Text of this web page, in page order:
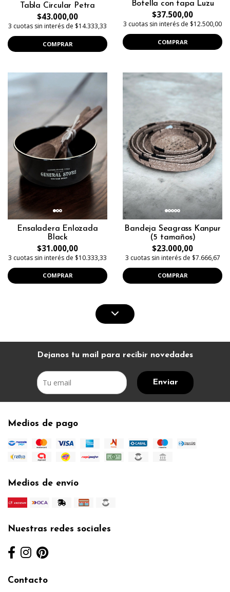
Tabla Circular Petra
$43.000,00
3 cuotas sin interés de $14.333,33
COMPRAR
Botella con tapa Luzu
$37.500,00
3 cuotas sin interés de $12.500,00
COMPRAR
Ensaladera Enlozada
Black
$31.000,00
3 cuotas sin interés de $10.333,33
COMPRAR
Bandeja Seagrass Kanpur
(5 tamaños)
$23.000,00
3 cuotas sin interés de $7.666,67
COMPRAR
Dejanos tu mail para recibir novedades
Enviar
Medios de pago
Medios de envío
Nuestras redes sociales
Contacto